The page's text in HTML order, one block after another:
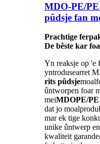
MDO-PE/
pûdsje fan
Prachtige
De bêste kar
Yn reaksje op 'e
yntrodusearret
rits pûdsje
ûntworpen foar
meiMDOPE/
dat jo
mar ek tige
unike ûntwerp
kwaliteit